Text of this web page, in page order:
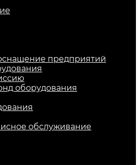
предприятий
оборудования
обслуживание